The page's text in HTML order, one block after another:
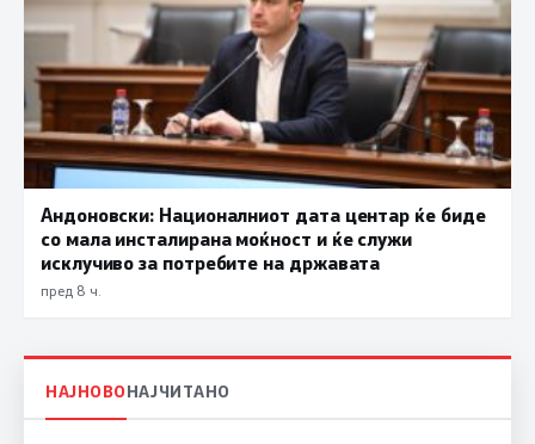
Андоновски: Националниот дата центар ќе биде
со мала инсталирана моќност и ќе служи
исклучиво за потребите на државата
пред 8 ч.
НАЈНОВОНАЈЧИТАНО